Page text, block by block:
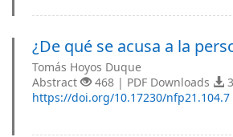
¿De qué se acusa a la
Tomás Hoyos Duque
Abstract
468 | PDF Downloads
https://doi.org/10.17230/nfp21.104.7